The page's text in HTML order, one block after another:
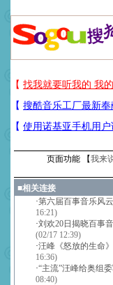
页面功能 【我来
■相关连接
·第六届百事音乐风
16:21)
·刘欢20日揭晓百事
(02/17 12:39)
·汪峰《怒放的生命
16:36)
·“主流”汪峰给奥组
08:40)